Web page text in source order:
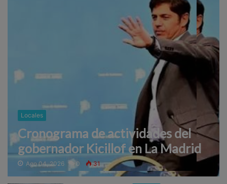
Locales
Cronograma de actividades del
gobernador Kicillof en La Madrid
Ago 04, 2026 0 31